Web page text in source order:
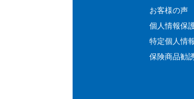
お客様の声
個人情報保
特定個人情
保険商品勧